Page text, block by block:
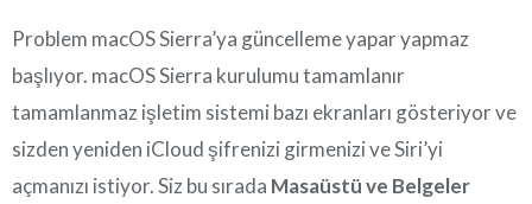
Problem macOS Sierra’ya güncelleme yapar yapmaz
başlıyor. macOS Sierra kurulumu tamamlanır
tamamlanmaz işletim sistemi bazı ekranları gösteriyor ve
sizden yeniden iCloud şifrenizi girmenizi ve Siri’yi
açmanızı istiyor. Siz bu sırada Masaüstü ve Belgeler